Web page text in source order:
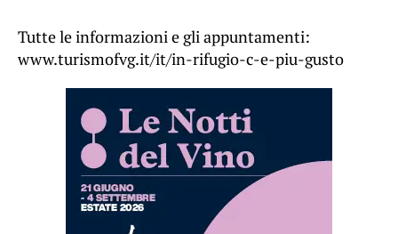
Tutte le informazioni e gli appuntamenti:
www.turismofvg.it/it/in-rifugio-c-e-piu-gusto